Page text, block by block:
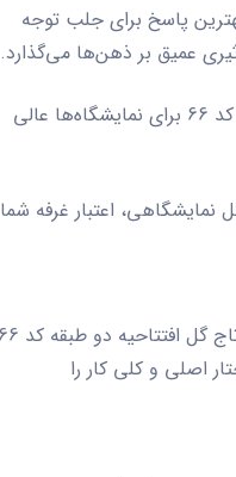
پاسخ برای جلب توجه
عمیق بر ذهن‌ها می‌گذارد.
برای نمایشگاه‌ها عالی
نمایشگاهی، اعتبار غرفه شما
گل افتتاحیه دو طبقه کد 66
اصلی و کلی کار را